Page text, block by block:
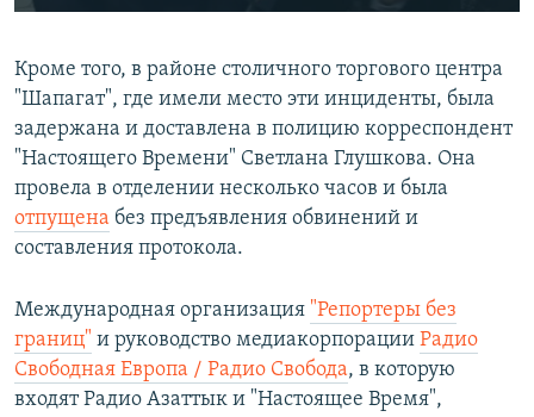
Кроме того, в районе столичного торгового центра
"Шапагат", где имели место эти инциденты, была
задержана и доставлена в полицию корреспондент
"Настоящего Времени" Светлана Глушкова. Она
провела в отделении несколько часов и была
отпущена без предъявления обвинений и
составления протокола.
Международная организация "Репортеры без
границ" и руководство медиакорпорации Радио
Свободная Европа / Радио Свобода, в которую
входят Радио Азаттык и "Настоящее Время",